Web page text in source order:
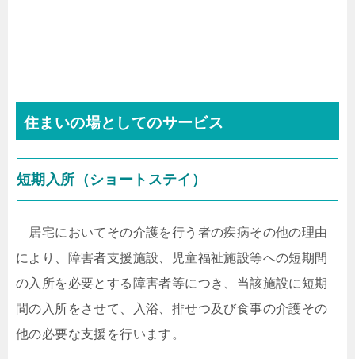
住まいの場としてのサービス
短期入所（ショートステイ）
居宅においてその介護を行う者の疾病その他の理由
により、障害者支援施設、児童福祉施設等への短期間
の入所を必要とする障害者等につき、当該施設に短期
間の入所をさせて、入浴、排せつ及び食事の介護その
他の必要な支援を行います。